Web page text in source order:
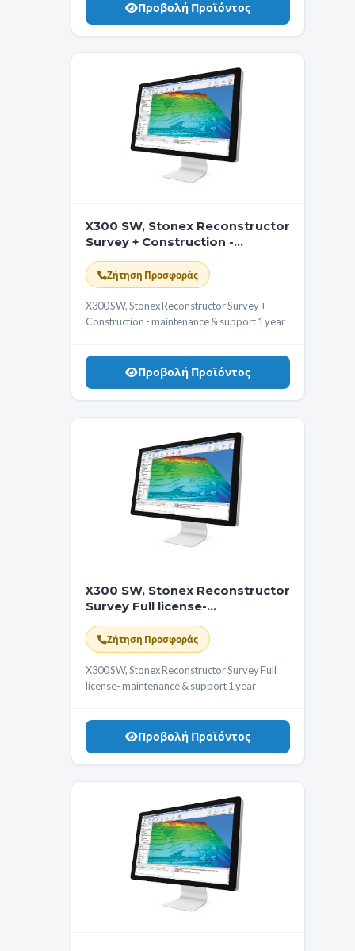
Προβολή Προϊόντος
X300 SW, Stonex Reconstructor
Survey + Construction -
maintenance & support 1 year
Ζήτηση Προσφοράς
X300 SW, Stonex Reconstructor Survey +
Construction - maintenance & support 1 year
Προβολή Προϊόντος
X300 SW, Stonex Reconstructor
Survey Full license-
maintenance & support 1 year
Ζήτηση Προσφοράς
X300 SW, Stonex Reconstructor Survey Full
license- maintenance & support 1 year
Προβολή Προϊόντος